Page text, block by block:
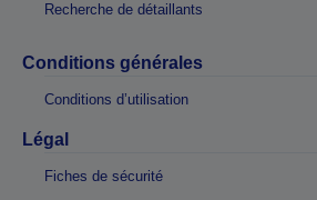
Recherche de détaillants
Conditions générales
Conditions d’utilisation
Légal
Fiches de sécurité